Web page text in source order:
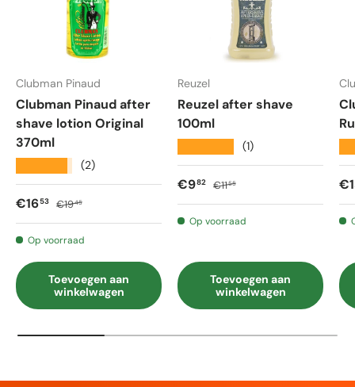
Clubman Pinaud
Clubman Pinaud after
shave lotion Original
370ml
(2)
Verkoopprijs
€1653 Reguliere prijs
€1945
Op voorraad
Toevoegen aan
winkelwagen
Reuzel
Reuzel after shave
100ml
(1)
Verkoopprijs
€982 Reguliere prijs
€1155
Op voorraad
Toevoegen aan
winkelwagen